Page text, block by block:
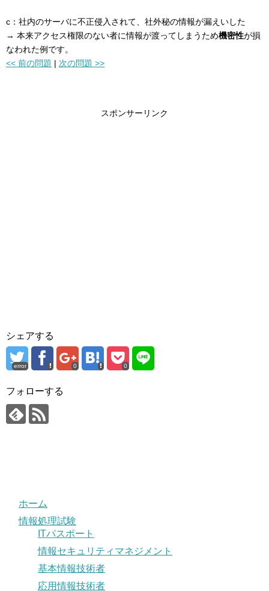
c：社内のサーバに不正侵入されて、社外秘の情報が漏えいした
→ 本来アクセス権限のない者に情報が渡ってしまうため機密性が損
なわれた例です。
<< 前の問題 | 次の問題 >>
スポンサーリンク
シェアする
error 0 0
フォローする
ホーム
情報処理試験
ITパスポート
情報セキュリティマネジメント
基本情報技術者
応用情報技術者